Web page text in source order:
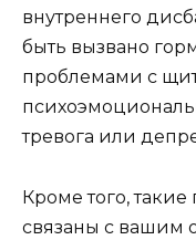
внутреннего
быть вызвано
проблемами с
тревога или
Кроме того,
связаны с вашим